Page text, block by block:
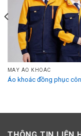
MAY ÁO KHOÁC
Áo khoác đồng phục